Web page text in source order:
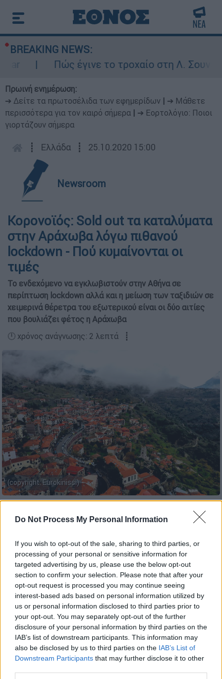
Do Not Process My Personal Information
If you wish to opt-out of the sale, sharing to third parties, or
processing of your personal or sensitive information for
targeted advertising by us, please use the below opt-out
section to confirm your selection. Please note that after your
opt-out request is processed you may continue seeing
interest-based ads based on personal information utilized by
us or personal information disclosed to third parties prior to
your opt-out. You may separately opt-out of the further
disclosure of your personal information by third parties on the
IAB’s list of downstream participants. This information may
also be disclosed by us to third parties on the IAB’s List of
Downstream Participants that may further disclose it to other
BREAKING NEWS:
Πώς έγινε το τροχαίο στη Λ.
Πρωινή ενημέρωση:
➔ Δείτε τα πρωτοσέλιδα των εφημερίδων
➔ Μάθετε
περισσότερα για τον καιρό σήμερα
➔ Εορτολόγιο: Ποιοι
γιορτάζουν σήμερα
┋ Ελλάδα ┋ 25.10.2020 15:00
Newsroom
Κορονοϊός: Sold out τα καταλύματα
στην Αράχωβα λόγω πιθανού
lockdown - Πού κυμαίνονται οι
τιμές
Το ενδεχόμενο να εγκλωβιστούν στην Αθήνα σε
περίπτωση lockdown αλλά και η μείωση των ταξιδιών σε
χειμερινά θέρετρα του εξωτερικού είναι οι δύο αιτίες
που βουλιάζει φέτος η Αράχωβα
🕛 χρόνος ανάγνωσης: 2 λεπτά ┋
(copyright: Eurokinissi)
Προσθέστε το ΕΘΝΟΣ στη Google
Ο φόβος ενός νέουlockdownαλλά και η
μείωση των ταξιδιών σε τουριστικά θέρετρα
του εξωτερικού λόγω της πανδημίας του
κορονοϊούστρέφει τους Αθηναίους στην
Αράχωβα. Ενδεικτικό είναι ότι η πληρότητα
των προς ενοικίαση σπιτιών στον αγαπημένο
χειμερινό προορισμό ξεπερνά το 70% με την
τάση να δείχνει ότι μπορεί να φτάσει και το
100% το επόμενο διάστημα ενώ με 40%
«τρέχει» η πληρότητα των ξενοδοχείων αυτή
την περίοδο.